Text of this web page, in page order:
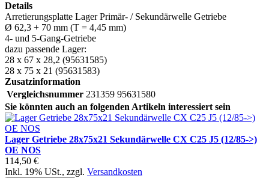
Details
Arretierungsplatte Lager Primär- / Sekundärwelle Getriebe
Ø 62,3 + 70 mm (T = 4,45 mm)
4- und 5-Gang-Getriebe
dazu passende Lager:
28 x 67 x 28,2 (95631585)
28 x 75 x 21 (95631583)
Zusatzinformation
Vergleichsnummer 231359 95631580
Sie könnten auch an folgenden Artikeln interessiert sein
Lager Getriebe 28x75x21 Sekundärwelle CX C25 J5 (12/85->)
OE NOS
114,50 €
Inkl. 19% USt., zzgl. Versandkosten